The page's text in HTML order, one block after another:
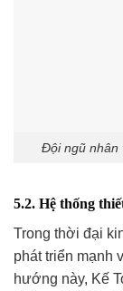
Đội ngũ nhân
5.2. Hệ thống
Trong thời đại
phát triển mạnh
hướng này, Kế